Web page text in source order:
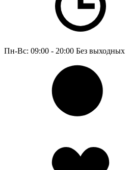
Пн-Вс: 09:00 - 20:00 Без выходных